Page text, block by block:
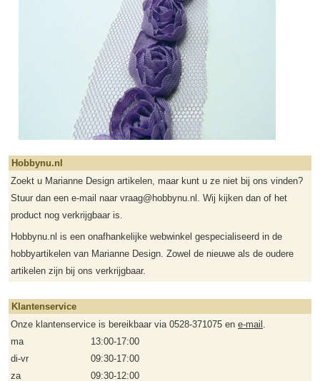
Hobbynu.nl
Zoekt u Marianne Design artikelen, maar kunt u ze niet bij ons vinden?
Stuur dan een e-mail naar vraag@hobbynu.nl. Wij kijken dan of het
product nog verkrijgbaar is.
Hobbynu.nl is een onafhankelijke webwinkel gespecialiseerd in de
hobbyartikelen van Marianne Design. Zowel de nieuwe als de oudere
artikelen zijn bij ons verkrijgbaar.
Klantenservice
Onze klantenservice is bereikbaar via 0528-371075 en e-mail .
ma
13:00-17:00
di-vr
09:30-17:00
za
09:30-12:00